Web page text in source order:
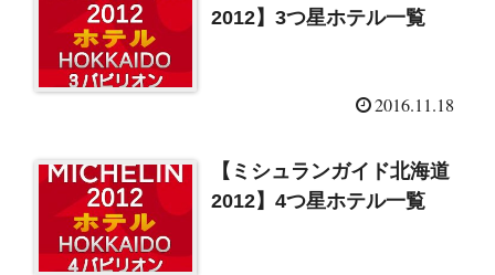
2012】3つ星ホテル一覧
2016.11.18
【ミシュランガイド北海道
2012】4つ星ホテル一覧